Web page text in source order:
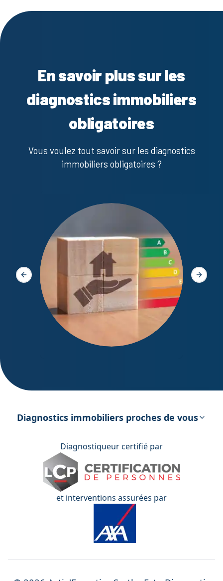
En savoir plus sur les
diagnostics immobiliers
obligatoires
Vous voulez tout savoir sur les diagnostics
immobiliers obligatoires ?
énergétique
Slide précédente Slide
Diagnostics immobiliers proches de vous
Diagnostiqueur certifié par
et interventions assurées par